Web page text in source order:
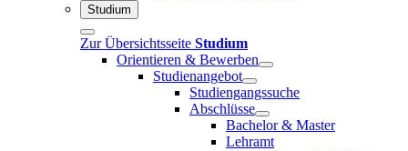
Studium
Zur Übersichtsseite Studium
Orientieren & Bewerben
Studienangebot
Studiengangssuche
Abschlüsse
Bachelor & Master
Lehramt